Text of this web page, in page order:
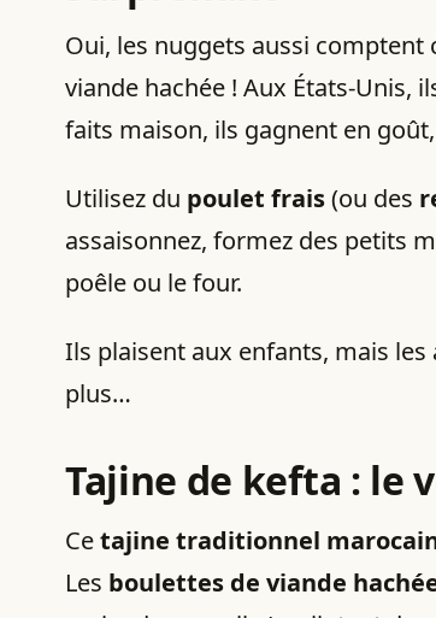
Oui, les nuggets aussi comptent
viande hachée ! Aux États-Unis,
faits maison, ils gagnent en
Utilisez du poulet frais(ou des
assaisonnez, formez des petits
poêle ou le four.
Ils plaisent aux enfants, mais les
plus…
Tajine de kefta : le
Cetajine traditionnel
Les boulettes de viande